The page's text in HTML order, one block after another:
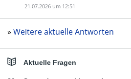
21.07.2026 um 12:51
» Weitere aktuelle Antworten
Aktuelle Fragen